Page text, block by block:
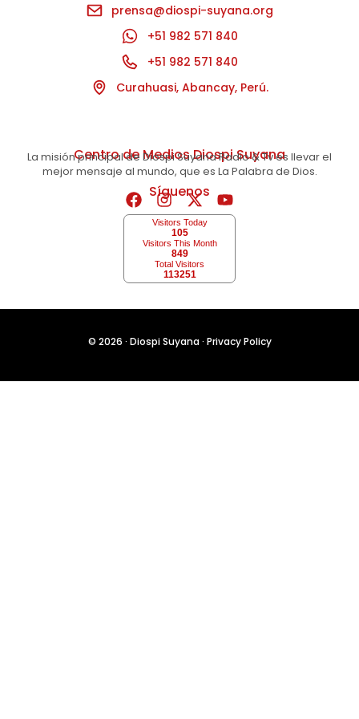
Centro de Medios Diospi Suyana
La misión principal de Diospi Suyana Radio & Tv es llevar el
mejor mensaje al mundo, que es La Palabra de Dios.
Síguenos
Visitors Today
105
Visitors This Month
849
Total Visitors
113251
prensa@diospi-suyana.org
+51 982 571 840
+51 982 571 840
Curahuasi, Abancay, Perú.
© 2026 · Diospi Suyana· Privacy Policy